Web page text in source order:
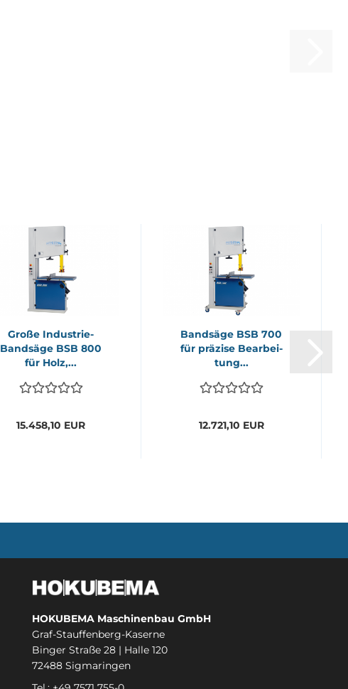
Große Industrie-​​
Band­sä­ge BSB 800
für Holz,...
15.458,10 EUR
Band­sä­ge BSB 700
für prä­zi­se Be­ar­bei­
tung...
12.721,10 EUR
HOKUBEMA Maschinenbau GmbH
Graf-Stauffenberg-Kaserne
Binger Straße 28 | Halle 120
72488 Sigmaringen